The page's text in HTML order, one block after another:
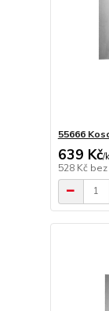
55666
639 Kč/
528 Kč bez